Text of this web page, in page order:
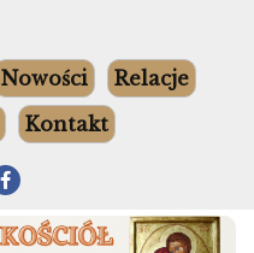
Nowości
Relacje
Kontakt